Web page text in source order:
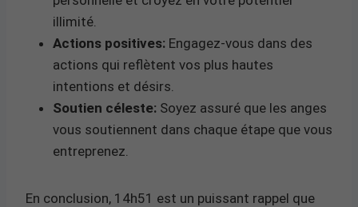
illimité.
Actions positives: Engagez-vous dans des
actions qui reflètent vos plus hautes
intentions et désirs.
Soutien céleste: Soyez assuré que les anges
vous soutiennent dans chaque étape que vous
entreprenez.
En conclusion, 14h51 est un puissant rappel que